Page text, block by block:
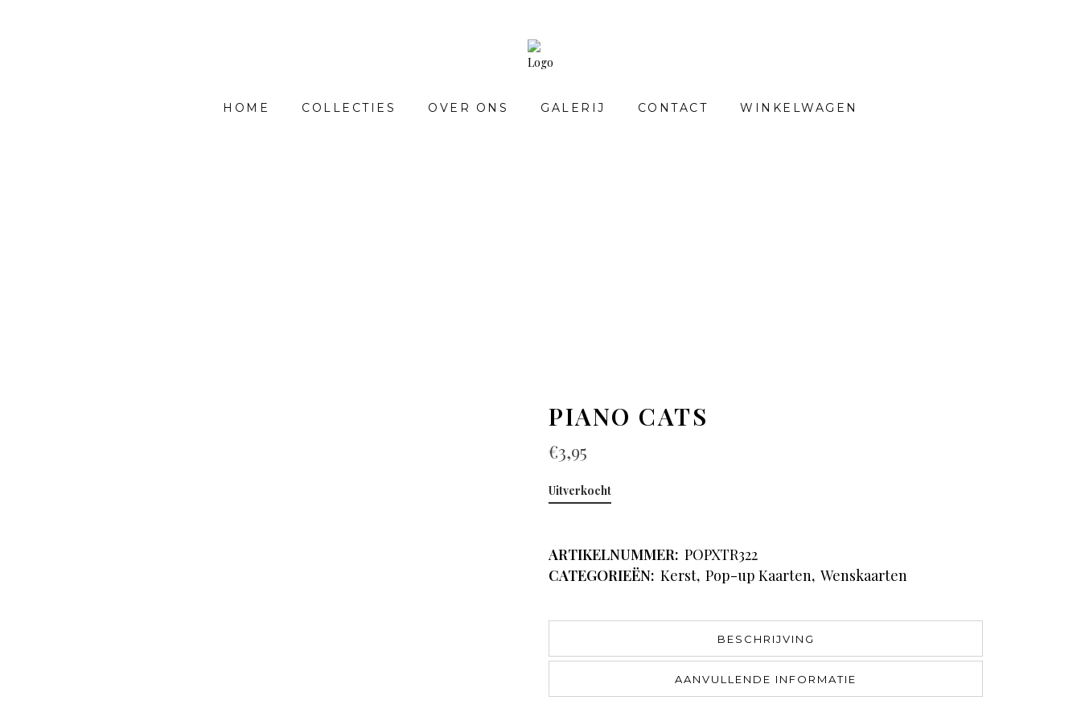
HOME COLLECTIES OVER ONS GALERIJ CONTACT WINKELWAGEN
PIANO CATS
€3,95
Uitverkocht
ARTIKELNUMMER: POPXTR322
CATEGORIEËN: Kerst, Pop-up Kaarten, Wenskaarten
BESCHRIJVING
AANVULLENDE INFORMATIE